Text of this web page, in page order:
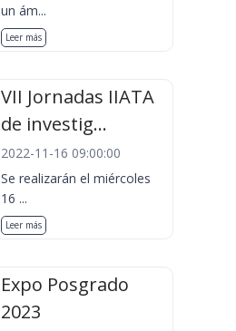
un ám...
Leer más
VII Jornadas IIATA
de investig...
2022-11-16 09:00:00
Se realizarán el miércoles
16 ...
Leer más
Expo Posgrado
2023